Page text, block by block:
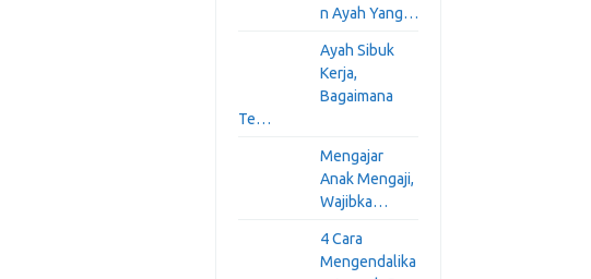
n Ayah Yang…
Ayah Sibuk
Kerja,
Bagaimana
Te…
Mengajar
Anak Mengaji,
Wajibka…
4 Cara
Mengendalika